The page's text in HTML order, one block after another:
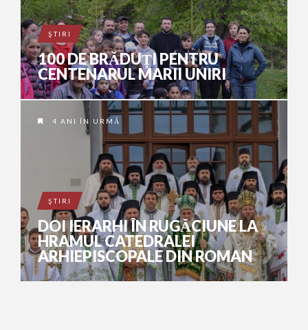
ŞTIRI
100 DE BRĂDUȚI PENTRU
CENTENARUL MARII UNIRI
4 ANI ÎN URMĂ
ŞTIRI
DOI IERARHI ÎN RUGĂCIUNE LA
HRAMUL CATEDRALEI
ARHIEPISCOPALE DIN ROMAN